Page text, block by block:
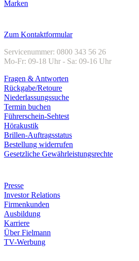
Marken
Zum Kontaktformular
Servicenummer: 0800 343 56 26
Mo-Fr: 09-18 Uhr - Sa: 09-16 Uhr
Fragen & Antworten
Rückgabe/Retoure
Niederlassungssuche
Termin buchen
Führerschein-Sehtest
Hörakustik
Brillen-Auftragsstatus
Bestellung widerrufen
Gesetzliche Gewährleistungsrechte
Presse
Investor Relations
Firmenkunden
Ausbildung
Karriere
Über Fielmann
TV-Werbung